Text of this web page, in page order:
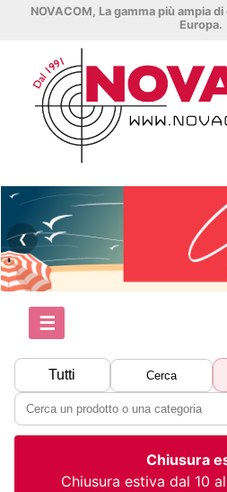
NOVACOM, La gamma più ampia
Europa.
❮
☰
Tutti Cerca
Chiusura
Chiusura estiva dal 10